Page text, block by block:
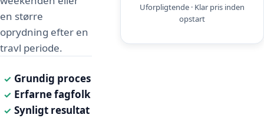
en større
oprydning efter en
travl periode.
✓ Grundig proces
✓ Erfarne fagfolk
✓ Synligt resultat
Uforpligtende · Klar pris inden
opstart